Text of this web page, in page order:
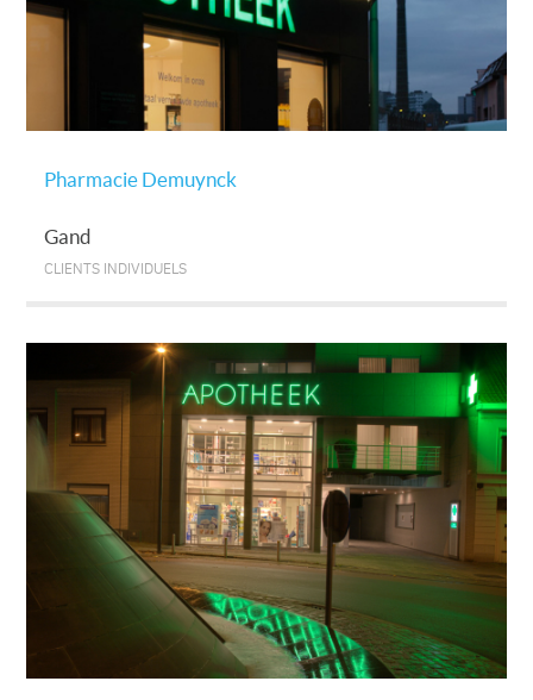
Pharmacie Demuynck
Gand
CLIENTS INDIVIDUELS